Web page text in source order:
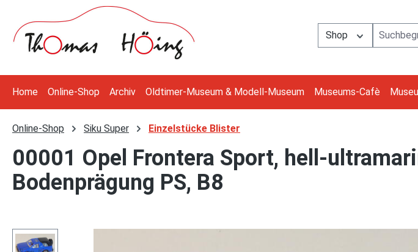
Hauptinhalt springen
Zur Suche springen
Zur Hauptnavigation springen
Shop
Home Online-Shop Archiv Oldtimer-Museum & Modell-Museum Museums-Cafè
Online-Shop Siku Super Einzelstücke Blister
00001 Opel Frontera Sport, hell-
Bodenprägung PS, B8
Bildergalerie überspringen